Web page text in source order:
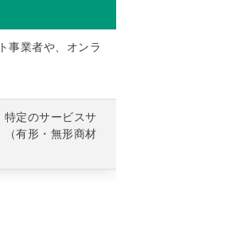
事業者や、オンラ
特定のサービスサ
（有形・無形商材